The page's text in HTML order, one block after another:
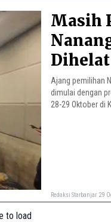
Masih
Ajang pemilihan
dimulai dengan
28-29 Oktober di
Redaksi Starbanjar 29
to load